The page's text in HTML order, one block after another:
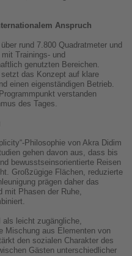
Anspruch
rund 7.800 Quadratmeter und
Trainings- und
genutzten Bereichen.
das Konzept auf klare
einen eigenständigen Betrieb.
verstanden
des Tages.
Philosophie von Akra Didim
gehen davon aus, dass bis
bewusstseinsorientierte Reisen
Großzügige Flächen, reduzierte
prägen daher das
mit Phasen der Ruhe,
als leicht zugängliche,
Mischung aus Elementen von
den sozialen Charakter des
Gästen unterschiedlicher